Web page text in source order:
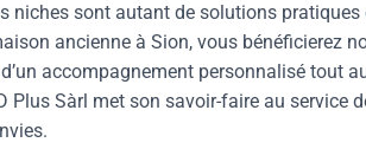
niches sont autant de solutions
ancienne à Sion, vous bénéficierez
accompagnement personnalisé tout
Plus Sàrl met son savoir-faire au service